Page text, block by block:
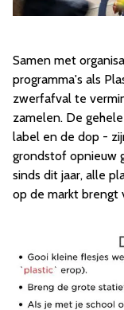
Samen met
programma's als
zwerfafval te
zamelen. De
label en de dop -
grondstof opnieuw
sinds dit jaar, alle
op de markt brengt